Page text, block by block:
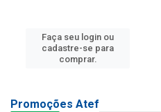
Faça seu login ou
cadastre-se para
comprar.
Promoções Atef